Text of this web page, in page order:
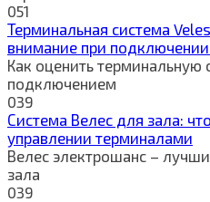
051
Терминальная система
внимание при подключении
Как оценить терминальную
подключением
039
Система Велес для зала:
управлении терминалами
Велес электрошанс –
зала
039